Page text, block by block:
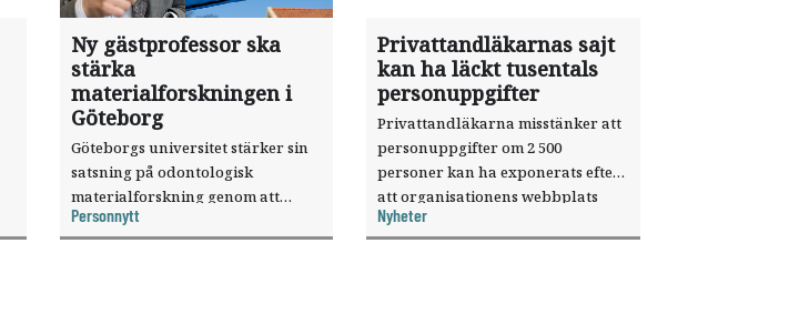
Ny gästprofessor ska
stärka
materialforskningen i
Göteborg
Göteborgs universitet stärker sin
satsning på odontologisk
materialforskning genom att
knyta forskaren Pekka Vallittu till
verksamheten som gästprofessor.
Personnytt
Privattandläkarnas sajt
kan ha läckt tusentals
personuppgifter
Privattandläkarna misstänker att
personuppgifter om 2 500
personer kan ha exponerats efter
att organisationens webbplats
utnyttjats genom en sårbarhet i ett
publiceringsverktyg.
Nyheter